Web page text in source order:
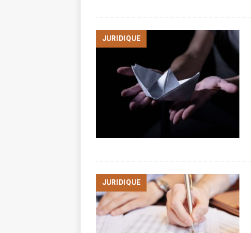
JURIDIQUE
JURIDIQUE